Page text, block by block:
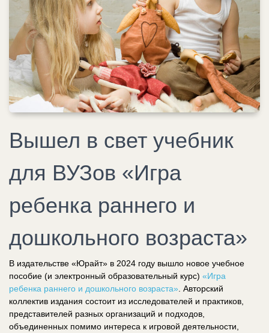
Вышел в свет учебник
для ВУЗов «Игра
ребенка раннего и
дошкольного возраста»
В издательстве «Юрайт» в 2024 году вышло новое учебное
пособие (и электронный образовательный курс) «Игра
ребенка раннего и дошкольного возраста» . Авторский
коллектив издания состоит из исследователей и практиков,
представителей разных организаций и подходов,
объединенных помимо интереса к игровой деятельности,